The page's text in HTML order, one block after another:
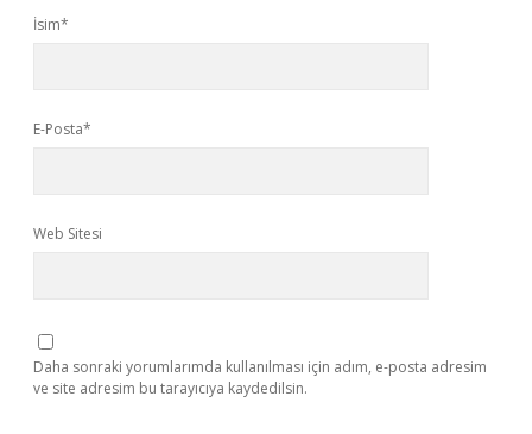
İsim*
E-Posta*
Web Sitesi
Daha sonraki yorumlarımda kullanılması için adım, e-posta adresim
ve site adresim bu tarayıcıya kaydedilsin.